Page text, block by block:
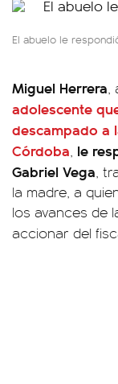
El abuelo le
Miguel Herrera,
adolescente
descampado a
Córdoba, le
Gabriel Vega,
la madre, a
los avances de
accionar del